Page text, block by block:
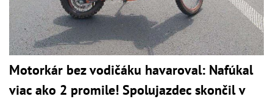
Motorkár bez vodičáku havaroval: Nafúkal
viac ako 2 promile! Spolujazdec skončil v